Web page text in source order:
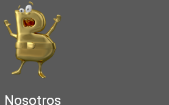
Nosotros